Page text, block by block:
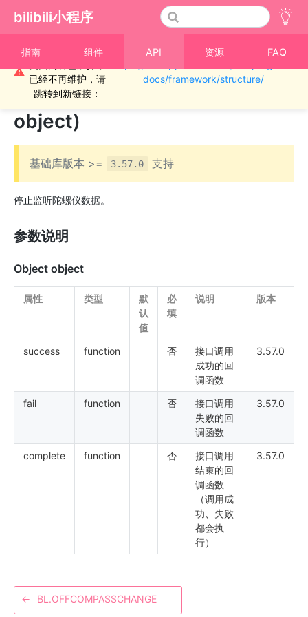
bilibili小程序
指南 组件 API 资源 FAQ
⚠
重要通知！！！本
已经不再维护，请
跳转到新链接：
docs/framework/structure/
› 陀螺仪
bl.stopGyroscope(Object
object)
基础库版本 >= 3.57.0 支持
停止监听陀螺仪数据。
参数说明
Object object
属性 类型
默
认
值
必
填
说明 版本
success function 否
接口调用
成功的回
调函数
3.57.0
fail function 否
接口调用
失败的回
调函数
3.57.0
complete function 否
接口调用
结束的回
调函数
（调用成
功、失败
都会执
行）
3.57.0
← BL.OFFCOMPASSCHANGE